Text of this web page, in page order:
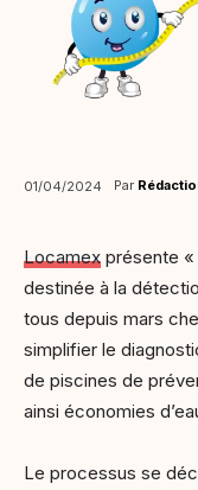
01/04/2024 Par
Locamex présente «
destinée à la
tous depuis mars
simplifier le
de piscines de
ainsi économies
Le processus se